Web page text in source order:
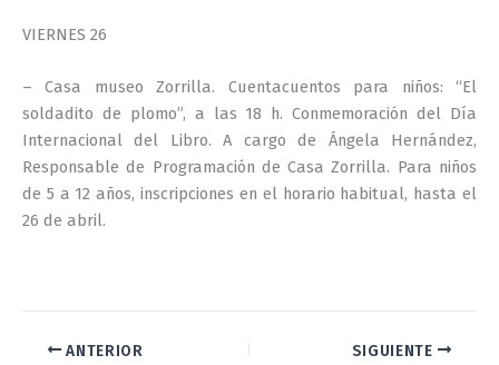
VIERNES 26
– Casa museo Zorrilla. Cuentacuentos para niños: “El
soldadito de plomo”, a las 18 h. Conmemoración del Día
Internacional del Libro. A cargo de Ángela Hernández,
Responsable de Programación de Casa Zorrilla. Para niños
de 5 a 12 años, inscripciones en el horario habitual, hasta el
26 de abril.
ANTERIOR SIGUIENTE